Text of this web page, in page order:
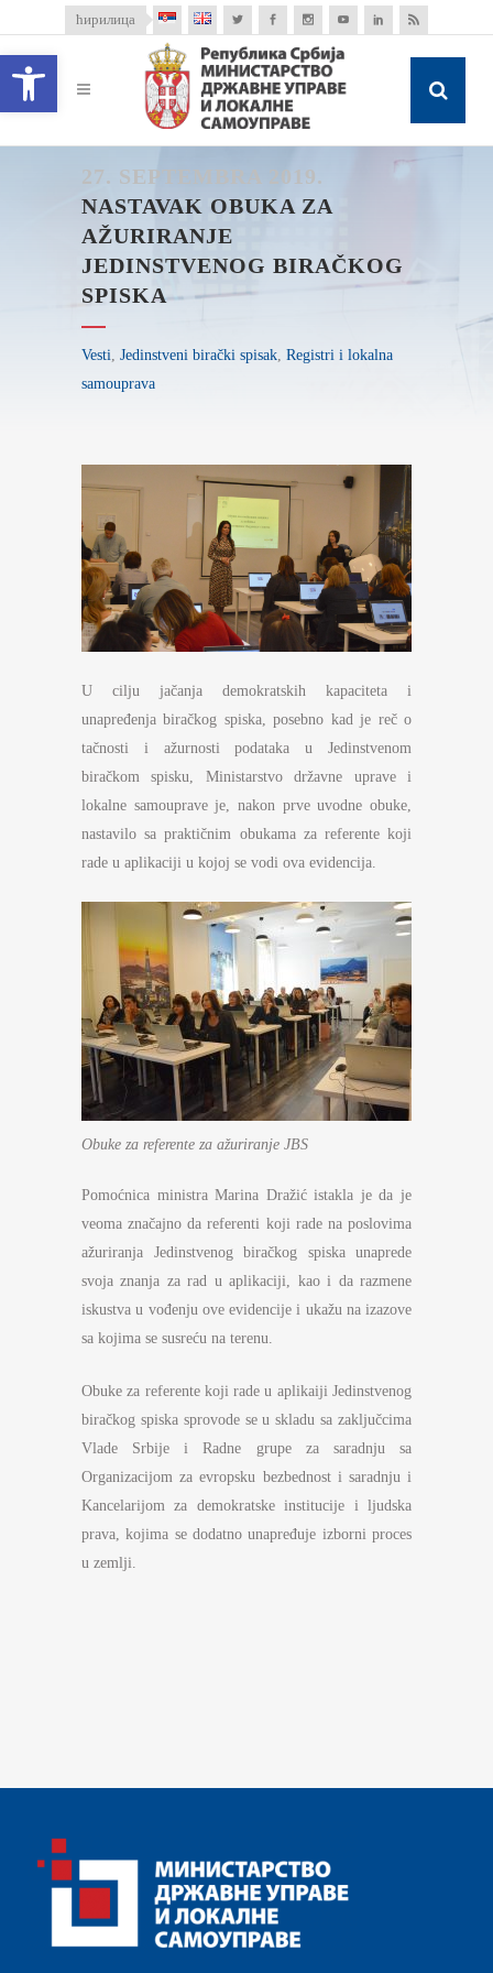
Open toolbar
ћирилица
27. SEPTEMBRA 2019.
NASTAVAK OBUKA ZA
AŽURIRANJE
JEDINSTVENOG BIRAČKOG
SPISKA
Vesti, Jedinstveni birački spisak, Registri i lokalna
samouprava
U cilju jačanja demokratskih kapaciteta i
unapređenja biračkog spiska, posebno kad je reč o
tačnosti i ažurnosti podataka u Jedinstvenom
biračkom spisku, Ministarstvo državne uprave i
lokalne samouprave je, nakon prve uvodne obuke,
nastavilo sa praktičnim obukama za referente koji
rade u aplikaciji u kojoj se vodi ova evidencija.
Obuke za referente za ažuriranje JBS
Pomoćnica ministra Marina Dražić istakla je da je
veoma značajno da referenti koji rade na poslovima
ažuriranja Jedinstvenog biračkog spiska unaprede
svoja znanja za rad u aplikaciji, kao i da razmene
iskustva u vođenju ove evidencije i ukažu na izazove
sa kojima se susreću na terenu.
Obuke za referente koji rade u aplikaiji Jedinstvenog
biračkog spiska sprovode se u skladu sa zaključcima
Vlade Srbije i Radne grupe za saradnju sa
Organizacijom za evropsku bezbednost i saradnju i
Kancelarijom za demokratske institucije i ljudska
prava, kojima se dodatno unapređuje izborni proces
u zemlji.